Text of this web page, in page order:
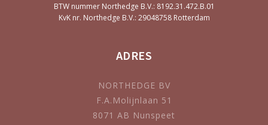
BTW nummer Northedge B.V.: 8192.31.472.B.01
KvK nr. Northedge B.V.: 29048758 Rotterdam
ADRES
NORTHEDGE BV
F.A.Molijnlaan 51
8071 AB Nunspeet